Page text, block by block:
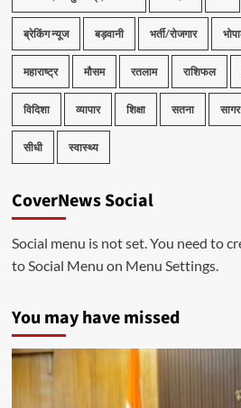
ब्रेकिंग न्यूज बड़वानी भर्ती/रोजगार
महाराष्ट्र मौसम रतलाम राशिफल
विदिशा व्यापार शिक्षा सतना सागर
सीधी स्वास्थ्य
CoverNews Social
Social menu is not set. You need to
to Social Menu on Menu Settings.
You may have missed